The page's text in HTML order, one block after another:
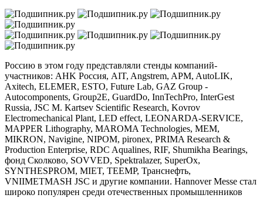
Россию в этом году представляли стенды компаний-
участников: AHK Россия, AIT, Angstrem, APM, AutoLIK,
Axitech, ELEMER, ESTO, Future Lab, GAZ Group -
Autocomponents, Group2E, GuardDo, InnTechPro, InterGest
Russia, JSC M. Kartsev Scientific Research, Kovrov
Electromechanical Plant, LED effect, LEONARDA-SERVICE,
MAPPER Lithography, MAROMA Technologies, MEM,
MIKRON, Navigine, NIPOM, pironex, PRIMA Research &
Production Enterprise, RDC Aqualines, RIF, Shumikha Bearings,
фонд Сколково, SOVVED, Spektralazer, SuperOx,
SYNTHESPROM, MIET, TEEMP, Транснефть,
VNIIMETMASH JSC и другие компании. Hannover Messe стал
широко популярен среди отечественных промышленников